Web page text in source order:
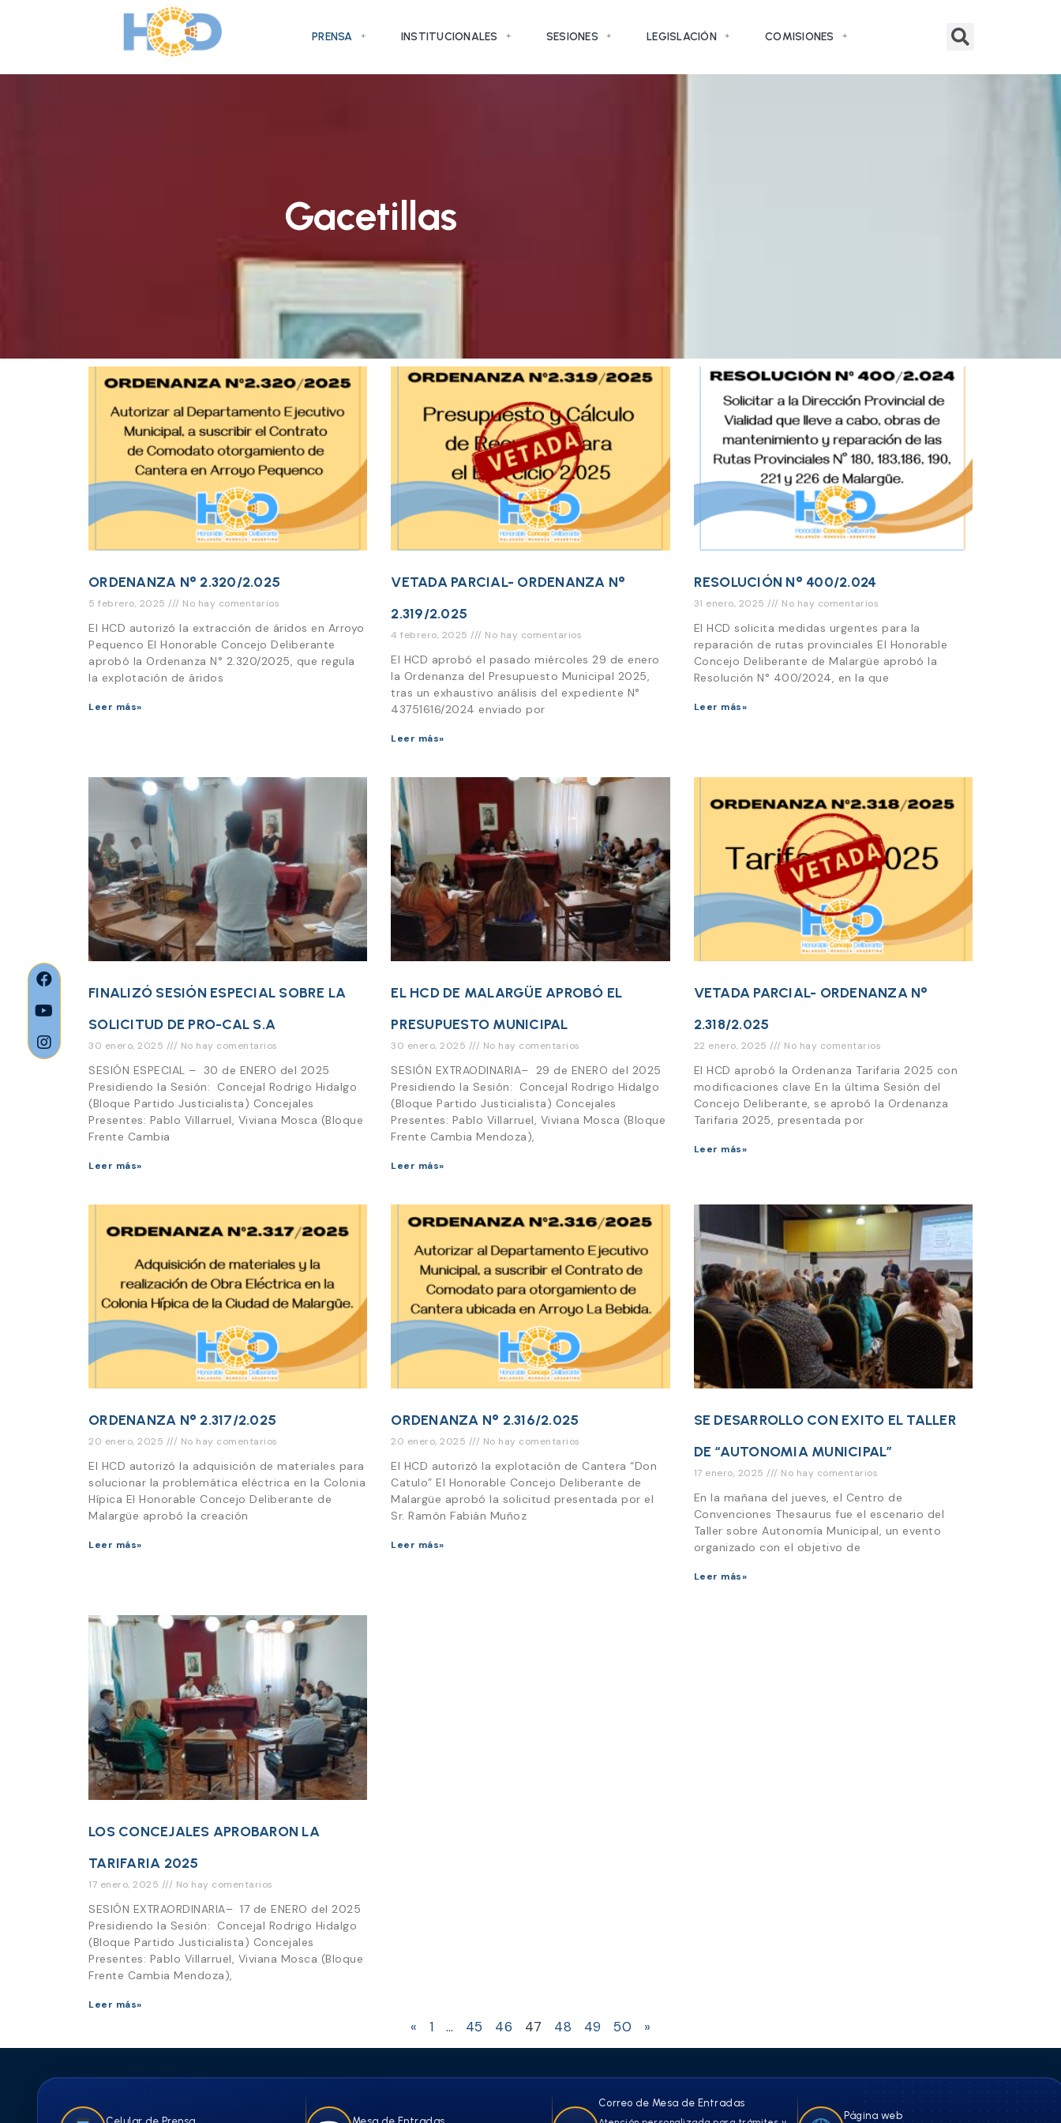
PRENSA INSTITUCIONALES SESIONES LEGISLACIÓN COMISIONES
Gacetillas
ORDENANZA N° 2.320/2.025
5 febrero, 2025 No hay comentarios
El HCD autorizó la extracción de áridos en Arroyo
Pequenco El Honorable Concejo Deliberante
aprobó la Ordenanza N° 2.320/2025, que regula
la explotación de áridos
Leer más»
VETADA PARCIAL- ORDENANZA N°
2.319/2.025
4 febrero, 2025 No hay comentarios
El HCD aprobó el pasado miércoles 29 de enero
la Ordenanza del Presupuesto Municipal 2025,
tras un exhaustivo análisis del expediente N°
43751616/2024 enviado por
Leer más»
RESOLUCIÓN N° 400/2.024
31 enero, 2025 No hay comentarios
El HCD solicita medidas urgentes para la
reparación de rutas provinciales El Honorable
Concejo Deliberante de Malargüe aprobó la
Resolución N° 400/2024, en la que
Leer más»
FINALIZÓ SESIÓN ESPECIAL SOBRE LA
SOLICITUD DE PRO-CAL S.A
30 enero, 2025 No hay comentarios
SESIÓN ESPECIAL – 30 de ENERO del 2025
Presidiendo la Sesión: Concejal Rodrigo Hidalgo
(Bloque Partido Justicialista) Concejales
Presentes: Pablo Villarruel, Viviana Mosca (Bloque
Frente Cambia
Leer más»
EL HCD DE MALARGÜE APROBÓ EL
PRESUPUESTO MUNICIPAL
30 enero, 2025 No hay comentarios
SESIÓN EXTRAODINARIA– 29 de ENERO del 2025
Presidiendo la Sesión: Concejal Rodrigo Hidalgo
(Bloque Partido Justicialista) Concejales
Presentes: Pablo Villarruel, Viviana Mosca (Bloque
Frente Cambia Mendoza),
Leer más»
VETADA PARCIAL- ORDENANZA N°
2.318/2.025
22 enero, 2025 No hay comentarios
El HCD aprobó la Ordenanza Tarifaria 2025 con
modificaciones clave En la última Sesión del
Concejo Deliberante, se aprobó la Ordenanza
Tarifaria 2025, presentada por
Leer más»
ORDENANZA N° 2.317/2.025
20 enero, 2025 No hay comentarios
El HCD autorizó la adquisición de materiales para
solucionar la problemática eléctrica en la Colonia
Hípica El Honorable Concejo Deliberante de
Malargüe aprobó la creación
Leer más»
ORDENANZA N° 2.316/2.025
20 enero, 2025 No hay comentarios
El HCD autorizó la explotación de Cantera “Don
Catulo” El Honorable Concejo Deliberante de
Malargüe aprobó la solicitud presentada por el
Sr. Ramón Fabián Muñoz
Leer más»
SE DESARROLLO CON EXITO EL TALLER
DE “AUTONOMIA MUNICIPAL”
17 enero, 2025 No hay comentarios
En la mañana del jueves, el Centro de
Convenciones Thesaurus fue el escenario del
Taller sobre Autonomía Municipal, un evento
organizado con el objetivo de
Leer más»
LOS CONCEJALES APROBARON LA
TARIFARIA 2025
17 enero, 2025 No hay comentarios
SESIÓN EXTRAORDINARIA– 17 de ENERO del 2025
Presidiendo la Sesión: Concejal Rodrigo Hidalgo
(Bloque Partido Justicialista) Concejales
Presentes: Pablo Villarruel, Viviana Mosca (Bloque
Frente Cambia Mendoza),
Leer más»
« 1 … 45 46 47 48 49 50 »
Correo de Mesa de Entradas
Página web